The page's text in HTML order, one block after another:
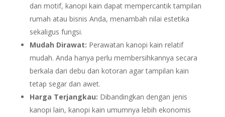
dan motif, kanopi kain dapat mempercantik tampilan
rumah atau bisnis Anda, menambah nilai estetika
sekaligus fungsi.
Mudah Dirawat: Perawatan kanopi kain relatif
mudah. Anda hanya perlu membersihkannya secara
berkala dari debu dan kotoran agar tampilan kain
tetap segar dan awet.
Harga Terjangkau: Dibandingkan dengan jenis
kanopi lain, kanopi kain umumnya lebih ekonomis